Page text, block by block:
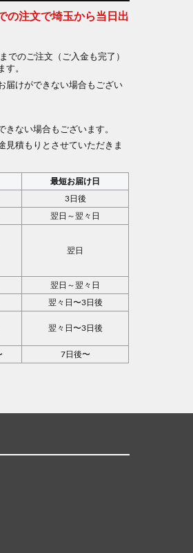
の注文で埼玉から当日出
でのご注文（ご入金も完了）
す。
届けができない場合もござい
ない場合もございます。
見積もりとさせていただきま
最短お届け日
3日後
翌日～翌々日
翌日
翌日～翌々日
翌々日〜3日後
翌々日〜3日後
7日後〜